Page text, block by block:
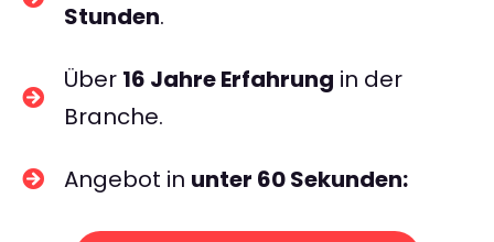
Stunden.
Über 16 Jahre Erfahrung in der
Branche.
Angebot in unter 60 Sekunden: